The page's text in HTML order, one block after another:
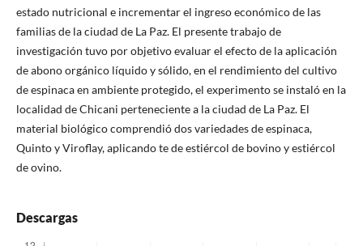
estado nutricional e incrementar el ingreso económico de las
familias de la ciudad de La Paz. El presente trabajo de
investigación tuvo por objetivo evaluar el efecto de la aplicación
de abono orgánico líquido y sólido, en el rendimiento del cultivo
de espinaca en ambiente protegido, el experimento se instaló en la
localidad de Chicani perteneciente a la ciudad de La Paz. El
material biológico comprendió dos variedades de espinaca,
Quinto y Viroflay, aplicando te de estiércol de bovino y estiércol
de ovino.
Descargas